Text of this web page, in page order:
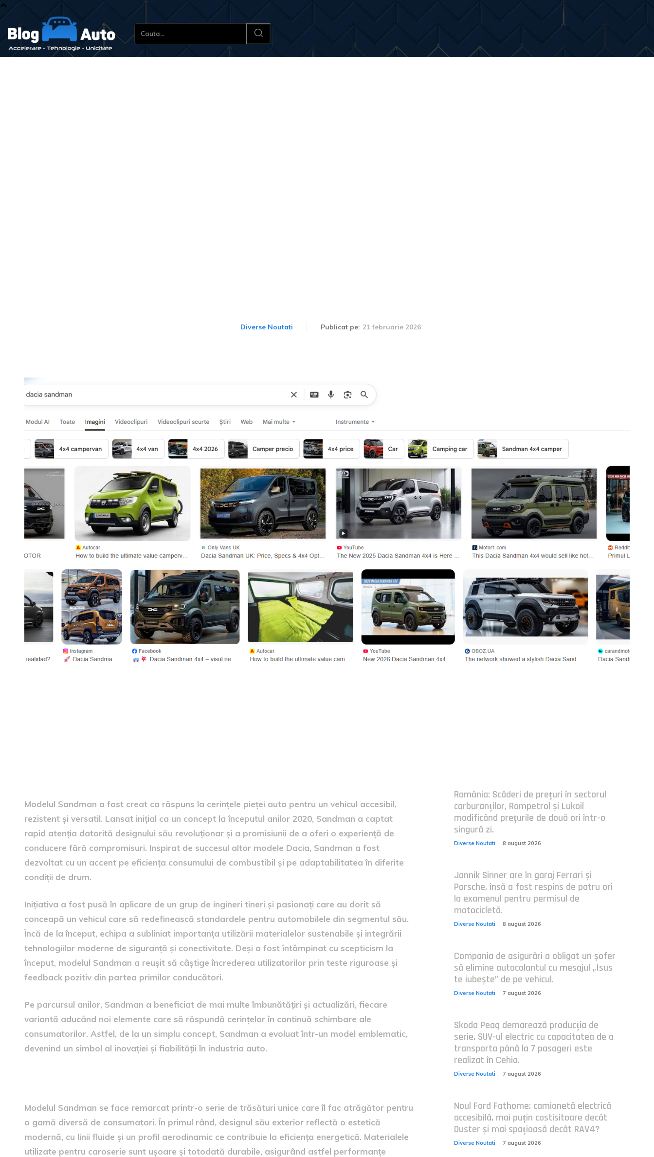
Cauta...
Diverse Noutati Publicat pe: 21 februarie 2026
Modelul Sandman a fost creat ca răspuns la cerințele pieței auto pentru un vehicul accesibil,
rezistent și versatil. Lansat inițial ca un concept la începutul anilor 2020, Sandman a captat
rapid atenția datorită designului său revoluționar și a promisiunii de a oferi o experiență de
conducere fără compromisuri. Inspirat de succesul altor modele Dacia, Sandman a fost
dezvoltat cu un accent pe eficiența consumului de combustibil și pe adaptabilitatea în diferite
condiții de drum.
Inițiativa a fost pusă în aplicare de un grup de ingineri tineri și pasionați care au dorit să
conceapă un vehicul care să redefinească standardele pentru automobilele din segmentul său.
Încă de la început, echipa a subliniat importanța utilizării materialelor sustenabile și integrării
tehnologiilor moderne de siguranță și conectivitate. Deși a fost întâmpinat cu scepticism la
început, modelul Sandman a reușit să câștige încrederea utilizatorilor prin teste riguroase și
feedback pozitiv din partea primilor conducători.
Pe parcursul anilor, Sandman a beneficiat de mai multe îmbunătățiri și actualizări, fiecare
variantă aducând noi elemente care să răspundă cerințelor în continuă schimbare ale
consumatorilor. Astfel, de la un simplu concept, Sandman a evoluat într-un model emblematic,
devenind un simbol al inovației și fiabilității în industria auto.
Modelul Sandman se face remarcat printr-o serie de trăsături unice care îl fac atrăgător pentru
o gamă diversă de consumatori. În primul rând, designul său exterior reflectă o estetică
modernă, cu linii fluide și un profil aerodinamic ce contribuie la eficiența energetică. Materialele
utilizate pentru caroserie sunt ușoare și totodată durabile, asigurând astfel performanțe
România: Scăderi de prețuri în sectorul
carburanților, Rompetrol și Lukoil
modificând prețurile de două ori într-o
singură zi.
Diverse Noutati 8 august 2026
Jannik Sinner are în garaj Ferrari și
Porsche, însă a fost respins de patru ori
la examenul pentru permisul de
motocicletă.
Diverse Noutati 8 august 2026
Compania de asigurări a obligat un șofer
să elimine autocolantul cu mesajul „Isus
te iubește” de pe vehicul.
Diverse Noutati 7 august 2026
Skoda Peaq demarează producția de
serie. SUV-ul electric cu capacitatea de a
transporta până la 7 pasageri este
realizat în Cehia.
Diverse Noutati 7 august 2026
Noul Ford Fathome: camionetă electrică
accesibilă, mai puțin costisitoare decât
Duster și mai spațioasă decât RAV4?
Diverse Noutati 7 august 2026